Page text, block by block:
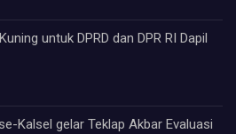
untuk DPRD dan DPR RI Dapil
Kalsel gelar Teklap Akbar Evaluasi